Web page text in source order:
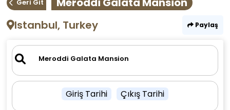
Geri Git
Istanbul, Turkey
Paylaş
Giriş Tarihi Çıkış Tarihi